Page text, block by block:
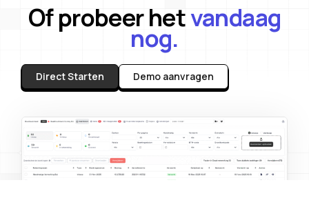
Of probeer hetvandaag
nog.
Direct Starten Demo aanvragen